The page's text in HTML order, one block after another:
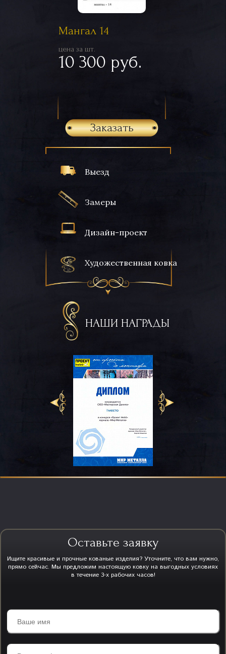
Выезд
Замеры
Дизайн-проект
Художественная ковка
НАШИ НАГРАДЫ
Мангал 14
цена за шт.
10 300 руб.
Заказать
Оставьте заявку
Ищите красивые и прочные кованые изделия? Уточните, что вам нужно,
прямо сейчас. Мы предложим настоящую ковку на выгодных условиях
в течение 3-х рабочих часов!